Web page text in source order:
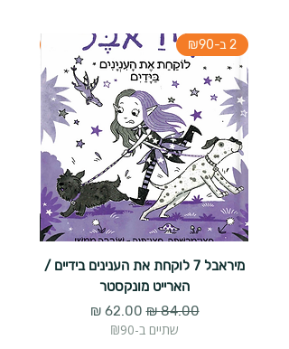
2 ב-₪90
מיראבל 7 לוקחת את הענינים בידיים /
הארייט מונקסטר
מחיר רגיל‏84.00 ‏₪ מחיר מבצע
שתיים ב-₪90